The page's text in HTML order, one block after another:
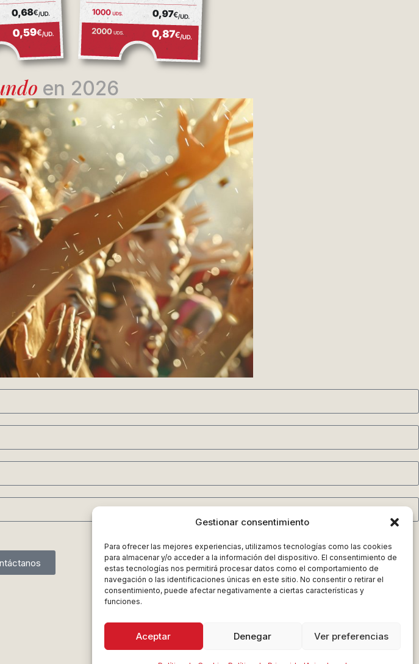
Gestionar consentimiento
Para ofrecer las mejores experiencias, utilizamos tecnologías como las cookies
para almacenar y/o acceder a la información del dispositivo. El consentimiento de
estas tecnologías nos permitirá procesar datos como el comportamiento de
navegación o las identificaciones únicas en este sitio. No consentir o retirar el
consentimiento, puede afectar negativamente a ciertas características y
funciones.
Aceptar Denegar Ver preferencias
en 2026